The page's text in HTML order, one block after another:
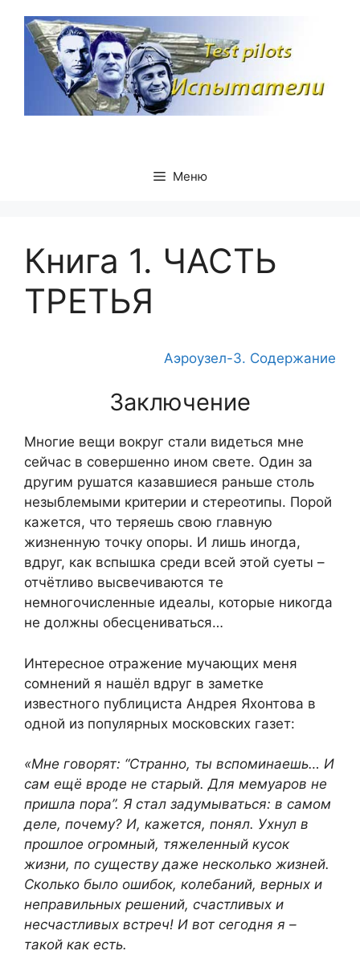
содержимому
Меню
Книга 1. ЧАСТЬ
ТРЕТЬЯ
Аэроузел-3. Содержание
Заключение
Многие вещи вокруг стали видеться мне
сейчас в совершенно ином свете. Один за
другим рушатся казавшиеся раньше столь
незыблемыми критерии и стереотипы. Порой
кажется, что теряешь свою главную
жизненную точку опоры. И лишь иногда,
вдруг, как вспышка среди всей этой суеты –
отчётливо высвечиваются те
немногочисленные идеалы, которые никогда
не должны обесцениваться…
Интересное отражение мучающих меня
сомнений я нашёл вдруг в заметке
известного публициста Андрея Яхонтова в
одной из популярных московских газет:
«Мне говорят: “Странно, ты вспоминаешь… И
сам ещё вроде не старый. Для мемуаров не
пришла пора”. Я стал задумываться: в самом
деле, почему? И, кажется, понял. Ухнул в
прошлое огромный, тяжеленный кусок
жизни, по существу даже несколько жизней.
Сколько было ошибок, колебаний, верных и
неправильных решений, счастливых и
несчастливых встреч! И вот сегодня я –
такой как есть.